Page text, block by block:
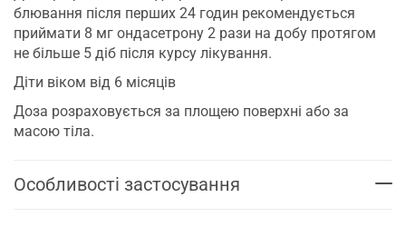
блювання після перших 24 годин рекомендується
приймати 8 мг ондасетрону 2 рази на добу протягом
не більше 5 діб після курсу лікування.
Діти віком від 6 місяців
Доза розраховується за площею поверхні або за
масою тіла.
Особливості застосування